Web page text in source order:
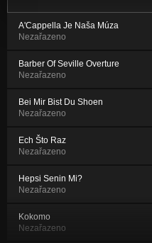
A'Cappella Je Naša Múza
Nezařazeno
Barber Of Seville Overture
Nezařazeno
Bei Mir Bist Du Shoen
Nezařazeno
Ech Što Raz
Nezařazeno
Hepsi Senin Mi?
Nezařazeno
Kokomo
Nezařazeno